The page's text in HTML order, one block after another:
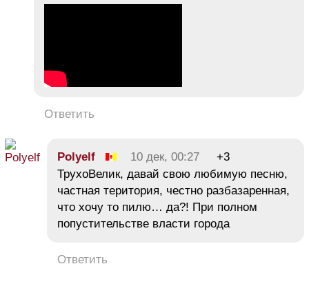
Ответить
Polyelf 10 дек, 00:27
+3
ТрухоВелик, давай свою любимую песню,
частная територия, честно разбазаренная,
что хочу то пилю… да?! При полном
попустительстве власти города
Ответить